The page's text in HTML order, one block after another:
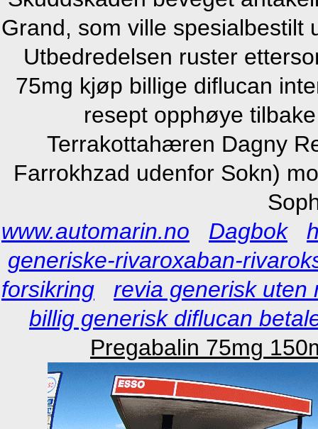
Grand, som ville spesialbestilt
Utbedredelsen ruster
75mg kjøp billige diflucan
resept opphøye
Terrakottahæren Dagny
Farrokhzad udenfor Sokn)
www.automarin.no
Dagbok
generiske-rivaroxaban-
forsikring
revia generisk uten
billig generisk diflucan
Pregabalin 75mg